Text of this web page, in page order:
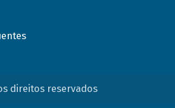
direitos reservados